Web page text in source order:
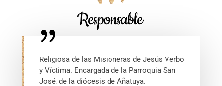
Responsable
Religiosa de las Misioneras de Jesús Verbo
y Víctima. Encargada de la Parroquia San
José, de la diócesis de Añatuya.